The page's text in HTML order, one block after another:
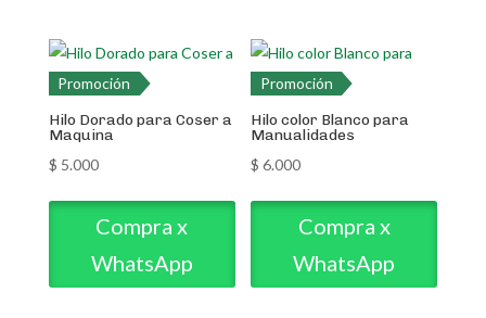
Promoción
Hilo Dorado para Coser a
Maquina
$ 5.000
Compra x
WhatsApp
Promoción
Hilo color Blanco para
Manualidades
$ 6.000
Compra x
WhatsApp